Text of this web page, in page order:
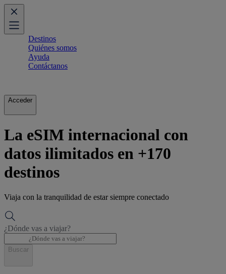
Destinos
Quiénes somos
Ayuda
Contáctanos
Acceder
La eSIM internacional con
datos ilimitados en +170
destinos
Viaja con la tranquilidad de estar siempre conectado
¿Dónde vas a viajar?
Buscar